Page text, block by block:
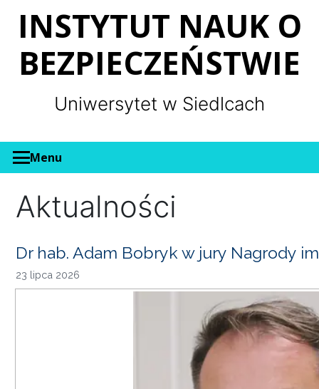
INSTYTUT NAUK O
BEZPIECZEŃSTWIE
Uniwersytet w Siedlcach
Menu
Aktualności
Dr hab. Adam Bobryk w jury Nagrody
23 lipca 2026